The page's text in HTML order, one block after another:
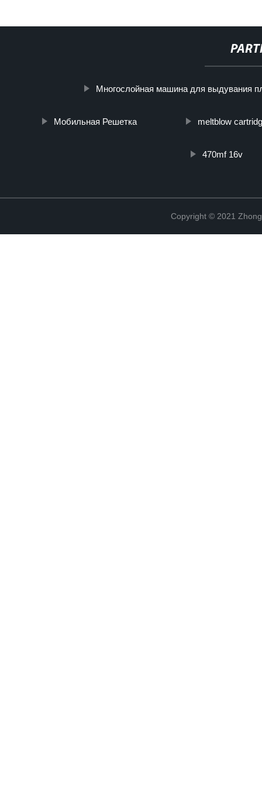
Многослойная машина для выдувания
Мобильная Решетка meltblow
470mf 16v
Copyright © 2021